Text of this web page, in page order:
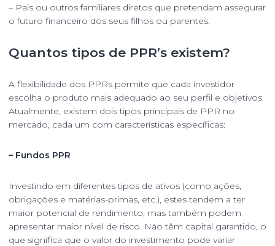
– Pais ou outros familiares diretos que pretendam assegurar
o futuro financeiro dos seus filhos ou parentes.
Quantos tipos de PPR’s existem?
A flexibilidade dos PPRs permite que cada investidor
escolha o produto mais adequado ao seu perfil e objetivos.
Atualmente, existem dois tipos principais de PPR no
mercado, cada um com características específicas:
– Fundos PPR
Investindo em diferentes tipos de ativos (como ações,
obrigações e matérias-primas, etc.), estes tendem a ter
maior potencial de rendimento, mas também podem
apresentar maior nível de risco. Não têm capital garantido, o
que significa que o valor do investimento pode variar